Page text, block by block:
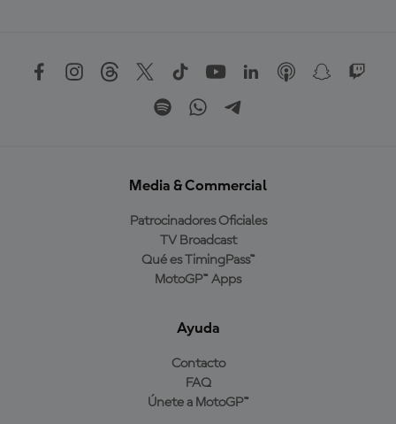
Media & Commercial
Patrocinadores Oficiales
TV Broadcast
Qué es TimingPass™
MotoGP™ Apps
Ayuda
Contacto
FAQ
Únete a MotoGP™